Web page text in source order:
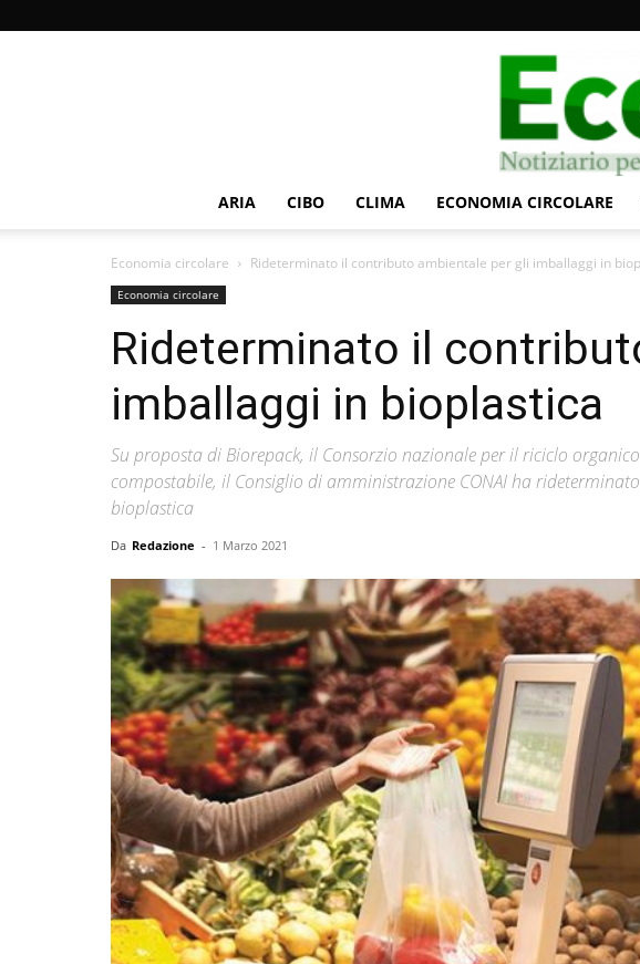
ARIA CIBO CLIMA ECONOMIA CIRCOLARE
Economia circolare Rideterminato il contributo ambientale per gli imballaggi in
Economia circolare
Rideterminato il
imballaggi in bioplastica
Su proposta di Biorepack, il Consorzio nazionale per il riciclo
compostabile, il Consiglio di amministrazione CONAI ha
bioplastica
Da Redazione - 1 Marzo 2021